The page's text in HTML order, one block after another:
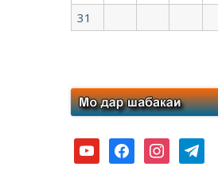
31
youtubefacebookinstagramtelegram